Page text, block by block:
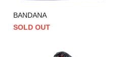
BANDANA
SOLD OUT